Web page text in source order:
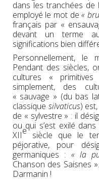
dans les tranchées de
employé le mot de«
français par «
devant un terme
significations bien
Personnellement, le
Pendant des siècles,
cultures «
simplement, des
« sauvage » (du bas
classique silvaticus)
de « sylvestre » : il
ou qui s’est exilé
XIIe siècle que le
péjorative, pour
germaniques : « la
Chanson des Saisnes
Darmanin !